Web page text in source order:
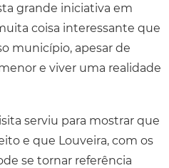
grande iniciativa em
coisa interessante que
município, apesar de
e viver uma realidade
serviu para mostrar que
e que Louveira, com os
se tornar referência